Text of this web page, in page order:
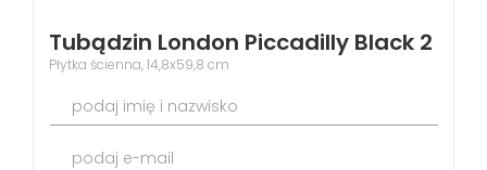
Tubądzin London Piccadilly Black 2
Płytka ścienna, 14,8x59,8 cm
podaj imię i nazwisko
podaj e-mail